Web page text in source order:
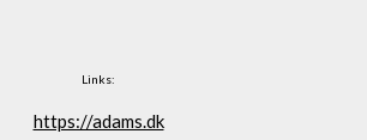
Links:
https://adams.dk